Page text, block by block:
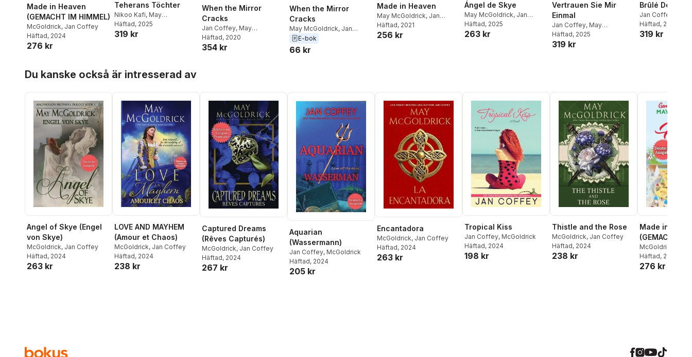
Made in Heaven
(GEMACHT IM HIMMEL)
McGoldrick, Jan Coffey
Häftad, 2024
276 kr
Teherans Töchter
Nikoo Kafi, May
McGoldrick,Jan Coffey
Häftad, 2025
319 kr
When the Mirror
Cracks
Jan Coffey, May
McGoldrick
Häftad, 2020
354 kr
When the Mirror
Cracks
May McGoldrick, Jan
Coffey
E-bok
66 kr
Made in Heaven
May McGoldrick, Jan
Coffey
Häftad, 2021
256 kr
Ángel de Skye
May McGoldrick, Jan
Coffey
Häftad, 2025
263 kr
Vertrauen Sie Mir
Einmal
Jan Coffey, May
McGoldrick
Häftad, 2025
319 kr
Brûlé Deux
Jan Coffey
McGoldrick
Häftad, 2025
319 kr
Du kanske också är intresserad av
Angel of Skye (Engel
von Skye)
McGoldrick, Jan Coffey
Häftad, 2024
263 kr
LOVE AND MAYHEM
(Amour et Chaos)
McGoldrick, Jan Coffey
Häftad, 2024
238 kr
Captured Dreams
(Rêves Capturés)
McGoldrick, Jan Coffey
Häftad, 2024
267 kr
Aquarian
(Wassermann)
Jan Coffey, McGoldrick
Häftad, 2024
205 kr
Encantadora
McGoldrick, Jan Coffey
Häftad, 2024
263 kr
Tropical Kiss
Jan Coffey, McGoldrick
Häftad, 2024
198 kr
Thistle and the Rose
McGoldrick, Jan Coffey
Häftad, 2024
238 kr
Made in
(GEMACHT IM
McGoldrick
Häftad, 2024
276 kr